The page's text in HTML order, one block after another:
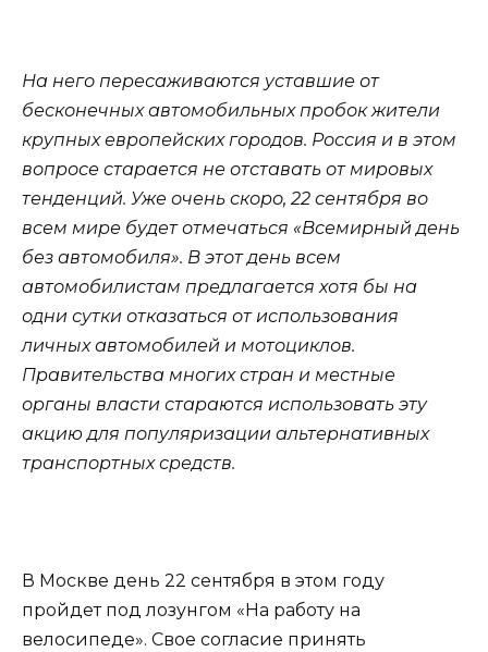
На него пересаживаются уставшие от
бесконечных автомобильных пробок жители
крупных европейских городов. Россия и в этом
вопросе старается не отставать от мировых
тенденций. Уже очень скоро, 22 сентября во
всем мире будет отмечаться «Всемирный день
без автомобиля». В этот день всем
автомобилистам предлагается хотя бы на
одни сутки отказаться от использования
личных автомобилей и мотоциклов.
Правительства многих стран и местные
органы власти стараются использовать эту
акцию для популяризации альтернативных
транспортных средств.
В Москве день 22 сентября в этом году
пройдет под лозунгом «На работу на
велосипеде». Свое согласие принять